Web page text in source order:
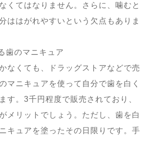
くてはなりません。さらに、噛むと
ははがれやすいという欠点もありま
歯のマニキュア
なくても、ドラッグストアなどで売
マニキュアを使って自分で歯を白く
す。3千円程度で販売されており、
メリットでしょう。ただし、歯を白
キュアを塗ったその日限りです。手